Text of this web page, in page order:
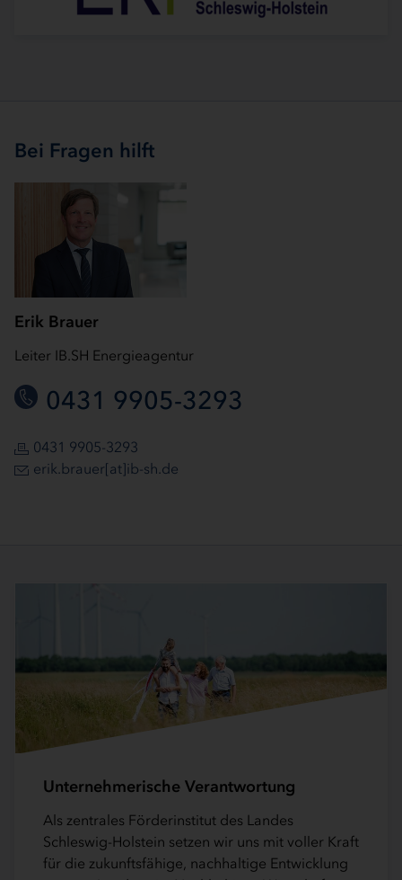
Bei Fragen hilft
Erik Brauer
Leiter IB.SH Energieagentur
0431 9905-3293
0431 9905-3293
erik.brauer[at]ib-sh.de
Unternehmerische Verantwortung
Als zentrales Förderinstitut des Landes
Schleswig-Holstein setzen wir uns mit voller Kraft
für die zukunftsfähige, nachhaltige Entwicklung